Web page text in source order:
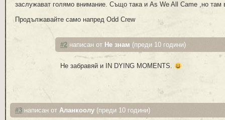
заслужават голямо внимание. Също така и As We All Came ,но там
Продължавайте само напред Odd Crew
#2 написан от Не знам (преди 10 години)
Не забравяй и IN DYING MOMENTS.
#3 написан от Аланкоолу (преди 10 години)